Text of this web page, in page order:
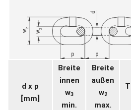
d x p
[mm]
Breite
innen
w3
min.
Breite
außen
w2
max.